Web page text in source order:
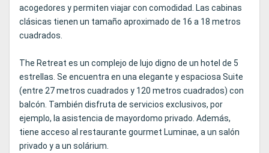
acogedores y permiten viajar con comodidad. Las cabinas
clásicas tienen un tamaño aproximado de 16 a 18 metros
cuadrados.
The Retreat es un complejo de lujo digno de un hotel de 5
estrellas. Se encuentra en una elegante y espaciosa Suite
(entre 27 metros cuadrados y 120 metros cuadrados) con
balcón. También disfruta de servicios exclusivos, por
ejemplo, la asistencia de mayordomo privado. Además,
tiene acceso al restaurante gourmet Luminae, a un salón
privado y a un solárium.